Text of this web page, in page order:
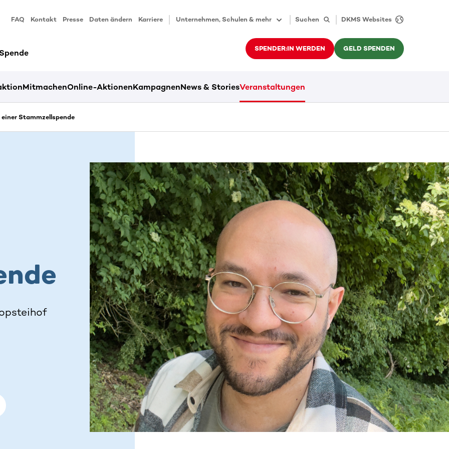
FAQ Kontakt Presse Daten ändern Karriere Unternehmen, Schulen & mehr Suchen DKMS Websites
SPENDER:IN WERDEN GELD SPENDEN
MitmachenOnline-AktionenKampagnenNews & StoriesVeranstaltungen
Stammzellspende